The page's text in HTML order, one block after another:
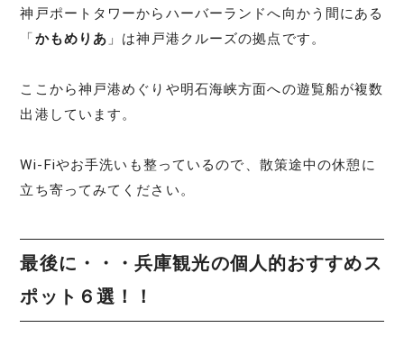
神戸ポートタワーからハーバーランドへ向かう間にある
「かもめりあ 」は神戸港クルーズの拠点です。
ここから神戸港めぐりや明石海峡方面への遊覧船が複数
出港しています。
Wi-Fiやお手洗いも整っているので、散策途中の休憩に
立ち寄ってみてください。
最後に・・・兵庫観光の個人的おすすめス
ポット６選！！